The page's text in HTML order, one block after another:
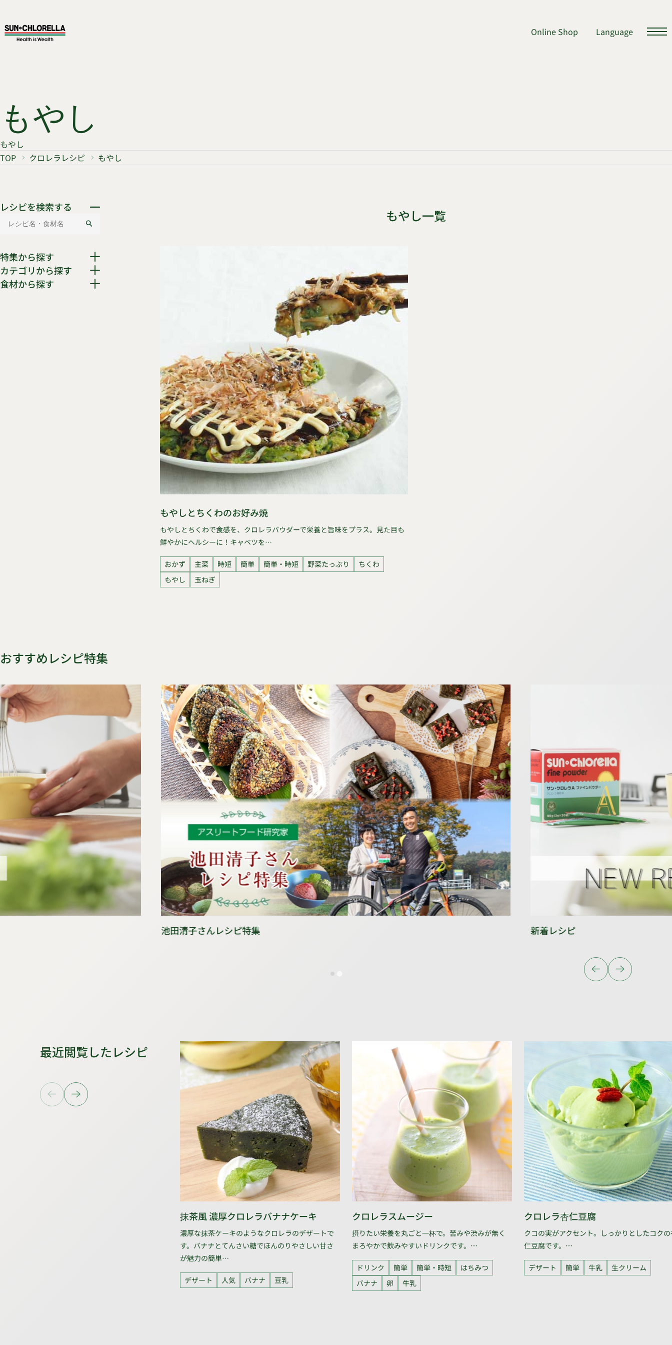
Online Shop Language
もやし
もやし
TOP
クロレラレシピ もやし
レシピを検索する
特集から探す
カテゴリから探す
食材から探す
もやし一覧
もやしとちくわのお好み焼
もやしとちくわで食感を、クロレラパウダーで栄養と旨味をプラス。見た目も
鮮やかにヘルシーに！キャベツを…
おかず 主菜 時短 簡単 簡単・時短 野菜たっぷり
ちくわ
もやし
玉ねぎ
おすすめレシピ特集
池田清子さんレシピ特集 新着レシピ
最近閲覧したレシピ
抹茶風 濃厚クロレラバナナケーキ
濃厚な抹茶ケーキのようなクロレラのデザートで
す。バナナとてんさい糖でほんのりやさしい甘さ
が魅力の簡単…
デザート 人気 バナナ 豆乳
クロレラスムージー
摂りたい栄養を丸ごと一杯で。苦みや渋みが無く
まろやかで飲みやすいドリンクです。…
ドリンク 簡単 簡単・時短
はちみつ
バナナ
卵 牛乳
クロレラ杏仁豆腐
クコの実がアクセント。しっかりとしたコク
仁豆腐です。…
デザート 簡単 牛乳 生クリーム